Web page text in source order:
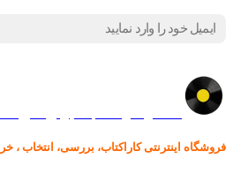
فروشگاه اینترنتی کاراکتاب، بررسی، انتخاب ،